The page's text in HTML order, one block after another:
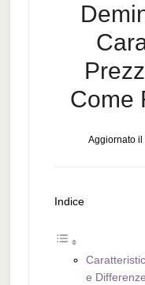
Come
Aggiornato il
Indice
e